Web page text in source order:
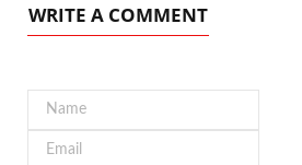
WRITE A COMMENT